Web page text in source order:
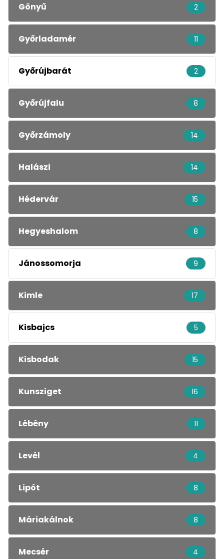
Gönyű 2
Győrladamér 11
Győrújbarát 2
Győrújfalu 8
Győrzámoly 14
Halászi 14
Hédervár 15
Hegyeshalom 8
Jánossomorja 9
Kimle 17
Kisbajcs 5
Kisbodak 15
Kunsziget 16
Lébény 11
Levél 4
Lipót 8
Máriakálnok 8
Mecsér 4